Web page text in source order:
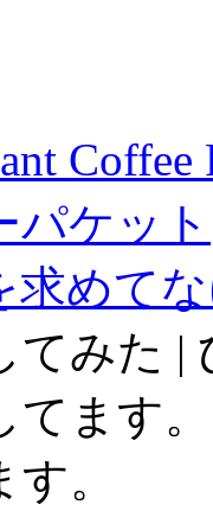
パケット
求めて
てみた
てます
。